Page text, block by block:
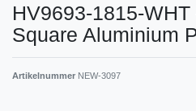
HV9693-1815-
Square Aluminium
Artikelnummer NEW-3097